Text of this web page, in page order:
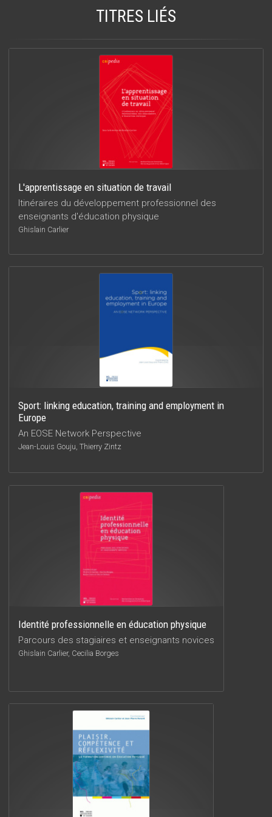
TITRES LIÉS
L'apprentissage en situation de travail
Itinéraires du développement professionnel des
enseignants d'éducation physique
Ghislain Carlier
Sport: linking education, training and employment in
Europe
An EOSE Network Perspective
Jean-Louis Gouju, Thierry Zintz
Identité professionnelle en éducation physique
Parcours des stagiaires et enseignants novices
Ghislain Carlier, Cecilia Borges